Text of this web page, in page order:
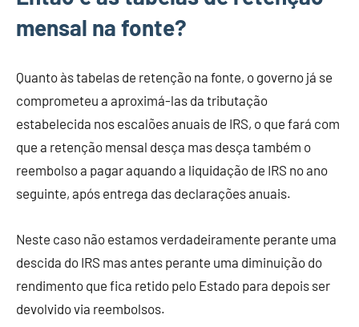
mensal na fonte?
Quanto às tabelas de retenção na fonte, o governo já se
comprometeu a aproximá-las da tributação
estabelecida nos escalões anuais de IRS, o que fará com
que a retenção mensal desça mas desça também o
reembolso a pagar aquando a liquidação de IRS no ano
seguinte, após entrega das declarações anuais.
Neste caso não estamos verdadeiramente perante uma
descida do IRS mas antes perante uma diminuição do
rendimento que fica retido pelo Estado para depois ser
devolvido via reembolsos.